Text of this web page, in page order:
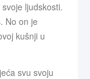
ljudskosti.
No on je
kušnji u
svu svoju